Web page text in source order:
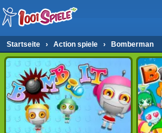
Startseite › Action spiele › Bomberman